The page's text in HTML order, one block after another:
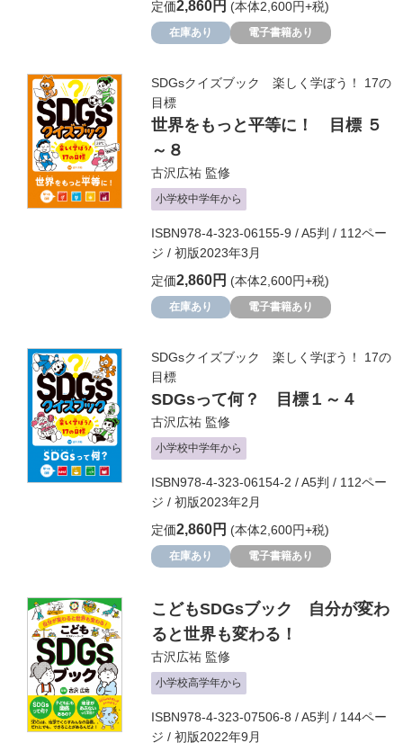
定価2,860円 (本体2,600円+税)
在庫あり 電子書籍あり
SDGsクイズブック 楽しく学ぼう！ 17の
目標
世界をもっと平等に！ 目標 ５
～８
古沢広祐 監修
小学校中学年から
ISBN978-4-323-06155-9 / A5判 / 112ペー
ジ / 初版2023年3月
定価2,860円 (本体2,600円+税)
在庫あり 電子書籍あり
SDGsクイズブック 楽しく学ぼう！ 17の
目標
SDGsって何？ 目標１～４
古沢広祐 監修
小学校中学年から
ISBN978-4-323-06154-2 / A5判 / 112ペー
ジ / 初版2023年2月
定価2,860円 (本体2,600円+税)
在庫あり 電子書籍あり
こどもSDGsブック 自分が変わ
ると世界も変わる！
古沢広祐 監修
小学校高学年から
ISBN978-4-323-07506-8 / A5判 / 144ペー
ジ / 初版2022年9月